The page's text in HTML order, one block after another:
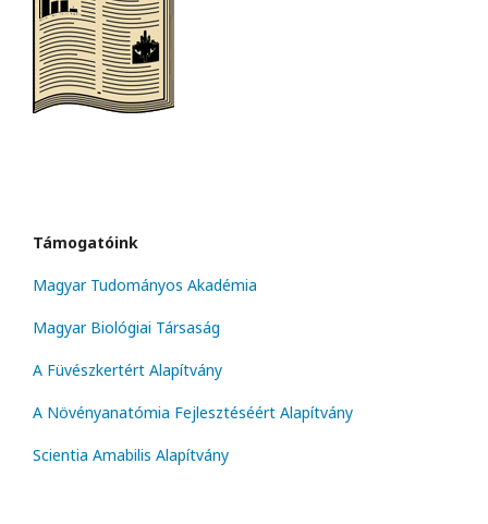
Támogatóink
Magyar Tudományos Akadémia
Magyar Biológiai Társaság
A Füvészkertért Alapítvány
A Növényanatómia Fejlesztéséért Alapítvány
Scientia Amabilis Alapítvány